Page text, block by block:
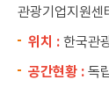
관광기업지원센
위치 : 한국관
공간현황 : 독